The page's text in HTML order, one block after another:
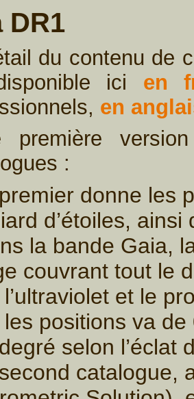
DR1
du contenu de
ici en
en
première
:
donne les
d’étoiles,
la bande Gaia,
couvrant tout le
et le
les positions va
selon l’éclat
catalogue,